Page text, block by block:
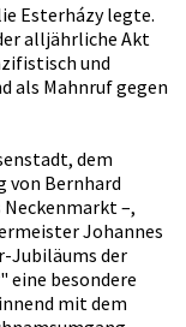
Esterházy legte.
alljährliche Akt
und
als Mahnruf gegen
dem
von Bernhard
–,
Johannes
Jubiläums der
eine besondere
mit dem